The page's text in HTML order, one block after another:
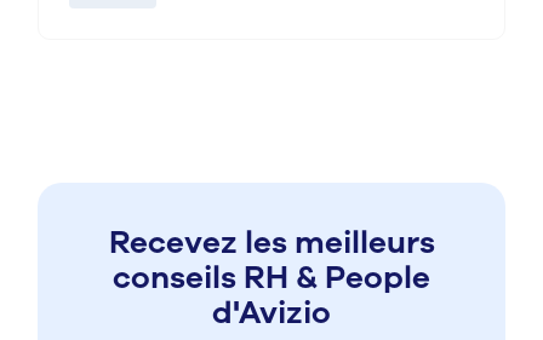
Recevez les meilleurs
conseils RH & People
d'Avizio